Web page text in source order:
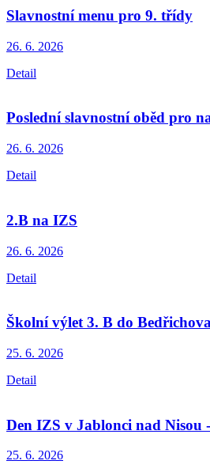
Slavnostní menu pro 9. třídy
26. 6. 2026
Detail
Poslední slavnostní oběd pro
26. 6. 2026
Detail
2.B na IZS
26. 6. 2026
Detail
Školní výlet 3. B do
25. 6. 2026
Detail
Den IZS v Jablonci nad Nisou
25. 6. 2026